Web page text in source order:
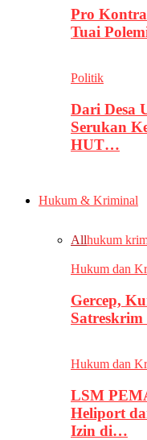
Pro
Tuai
Politik
Dari Desa
Serukan
HUT…
Hukum & Kriminal
Allhukum
Hukum dan
Gercep,
Hukum dan
LSM
Heliport
Izin di…